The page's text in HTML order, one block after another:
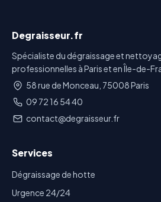
Degraisseur.fr
Spécialiste du dégraissage et
professionnelles à Paris et en Île-de-
58 rue de Monceau, 75008 Paris
09 72 16 54 40
contact@degraisseur.fr
Services
Dégraissage de hotte
Urgence 24/24